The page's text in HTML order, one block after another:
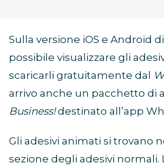
Sulla versione iOS e Android
possibile visualizzare gli
scaricarli gratuitamente dal
arrivo anche un pacchetto di
Business!destinato all’app
Gli adesivi animati si trovano
sezione degli adesivi normali.